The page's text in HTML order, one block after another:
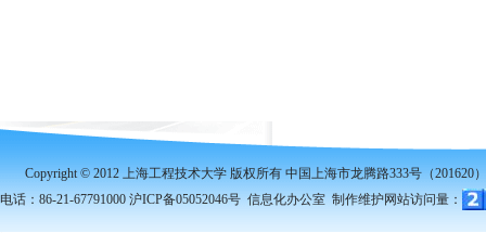
Copyright © 2012 上海工程技术大学 版权所有 中国上海市龙腾路333号（201620
电话：86-21-67791000 沪ICP备05052046号 信息化办公室 制作维护网站访问量：